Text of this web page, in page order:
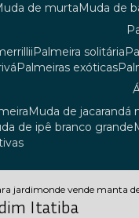
muda de murta
muda de
palmeira solitária
palmeiras exóticas
muda de
de ipê branco grande
jardimonde vende manta
Itatiba